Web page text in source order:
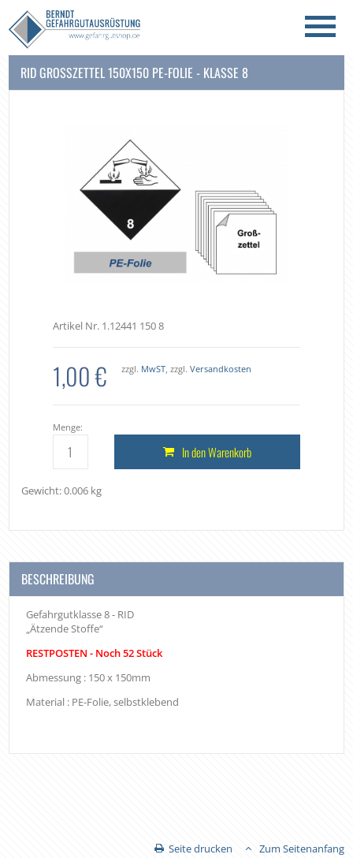
RID GROSSZETTEL 150X150 PE-FOLIE - KLASSE 8
Artikel Nr. 1.12441 150 8
1,00 € zzgl. MwST, zzgl. Versandkosten
Menge:
In den Warenkorb
Gewicht: 0.006 kg
BESCHREIBUNG
Gefahrgutklasse 8 - RID
„Ätzende Stoffe“
RESTPOSTEN - Noch 52 Stück
Abmessung : 150 x 150mm
Material : PE-Folie, selbstklebend
Seite drucken Zum Seitenanfang